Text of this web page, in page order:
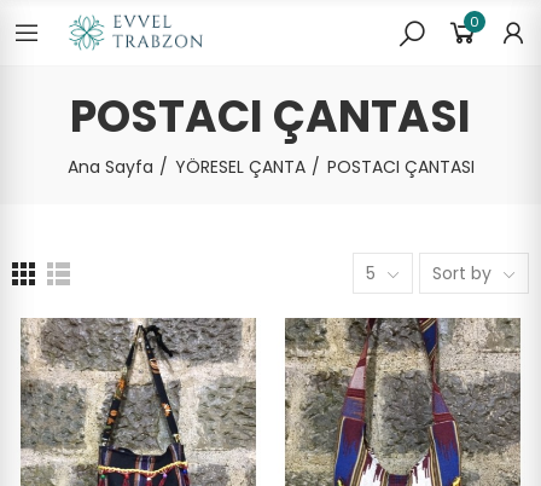
0
POSTACI ÇANTASI
Ana Sayfa YÖRESEL ÇANTA POSTACI ÇANTASI
5 Sort by